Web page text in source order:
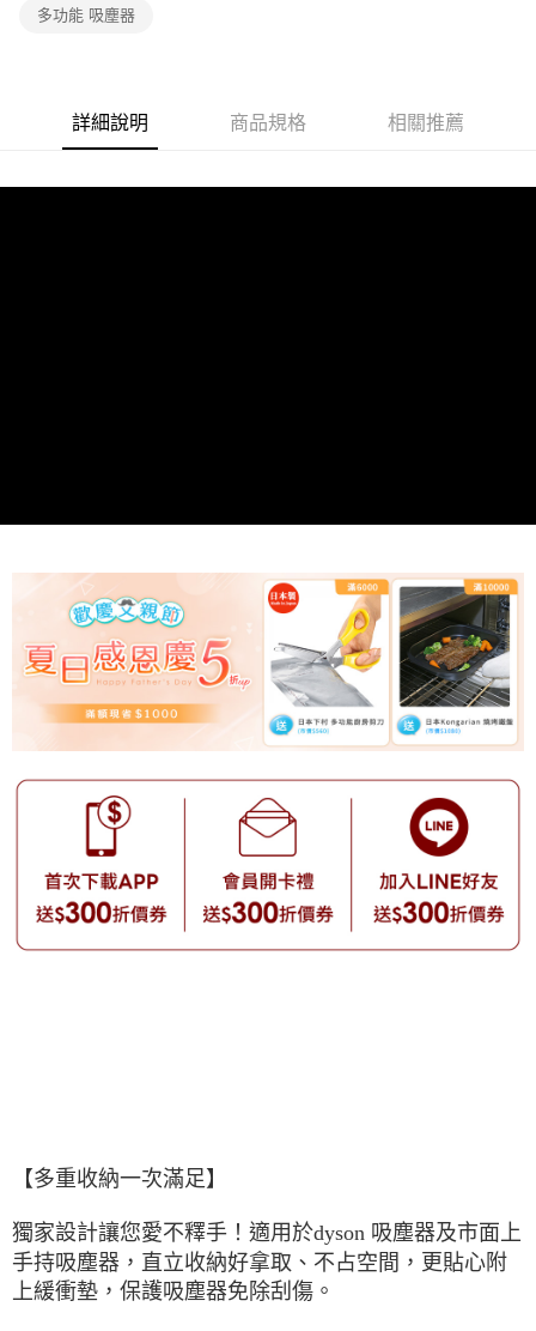
多功能 吸塵器
詳細說明 商品規格 相關推薦
【多重收納一次滿足】
獨家設計讓您愛不釋手！適用於dyson 吸塵器及市面上
手持吸塵器，直立收納好拿取、不占空間，更貼心附
上緩衝墊，保護吸塵器免除刮傷。